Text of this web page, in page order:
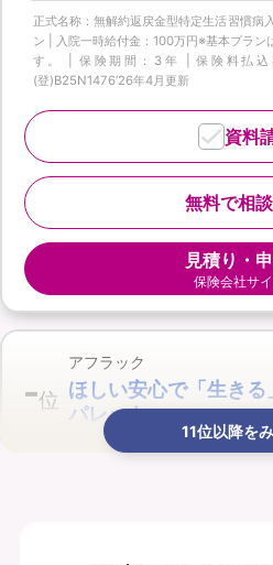
正式名称：無解約返戻金型特定生活習慣病
ン | 入院一時給付金：100万円※基本プラン
す。 | 保険期間：3年 | 保険料払込
(登)B25N1476‘26年4月更新
無料で相
資料
見積り・
保険会社サ
-位
アフラック
ほしい安心で「生き
パレット
11位以降を